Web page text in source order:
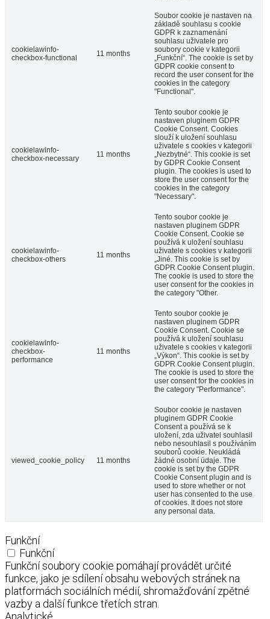
cookielawinfo-
checkbox-functional
11 months
Soubor cookie je nastaven na
základě souhlasu s cookie
GDPR k zaznamenání
souhlasu uživatele pro
soubory cookie v kategorii
„Funkční“. The cookie is set by
GDPR cookie consent to
record the user consent for the
cookies in the category
"Functional".
cookielawinfo-
checkbox-necessary
11 months
Tento soubor cookie je
nastaven pluginem GDPR
Cookie Consent. Cookies
slouží k uložení souhlasu
uživatele s cookies v kategorii
„Nezbytné“. This cookie is set
by GDPR Cookie Consent
plugin. The cookies is used to
store the user consent for the
cookies in the category
"Necessary".
cookielawinfo-
checkbox-others
11 months
Tento soubor cookie je
nastaven pluginem GDPR
Cookie Consent. Cookie se
používá k uložení souhlasu
uživatele s cookies v kategorii
„Jiné. This cookie is set by
GDPR Cookie Consent plugin.
The cookie is used to store the
user consent for the cookies in
the category "Other.
cookielawinfo-
checkbox-
performance
11 months
Tento soubor cookie je
nastaven pluginem GDPR
Cookie Consent. Cookie se
používá k uložení souhlasu
uživatele s cookies v kategorii
„Výkon“. This cookie is set by
GDPR Cookie Consent plugin.
The cookie is used to store the
user consent for the cookies in
the category "Performance".
viewed_cookie_policy 11 months
Soubor cookie je nastaven
pluginem GDPR Cookie
Consent a používá se k
uložení, zda uživatel souhlasil
nebo nesouhlasil s používáním
souborů cookie. Neukládá
žádné osobní údaje. The
cookie is set by the GDPR
Cookie Consent plugin and is
used to store whether or not
user has consented to the use
of cookies. It does not store
any personal data.
Funkční
Funkční
Funkční soubory cookie pomáhají provádět určité
funkce, jako je sdílení obsahu webových stránek na
platformách sociálních médií, shromažďování zpětné
vazby a další funkce třetích stran.
Analytické